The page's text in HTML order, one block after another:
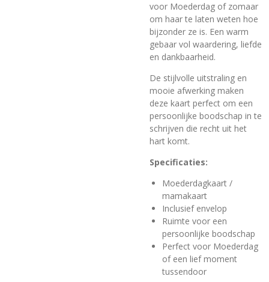
voor Moederdag of zomaar
om haar te laten weten hoe
bijzonder ze is. Een warm
gebaar vol waardering, liefde
en dankbaarheid.
De stijlvolle uitstraling en
mooie afwerking maken
deze kaart perfect om een
persoonlijke boodschap in te
schrijven die recht uit het
hart komt.
Specificaties:
Moederdagkaart /
mamakaart
Inclusief envelop
Ruimte voor een
persoonlijke boodschap
Perfect voor Moederdag
of een lief moment
tussendoor